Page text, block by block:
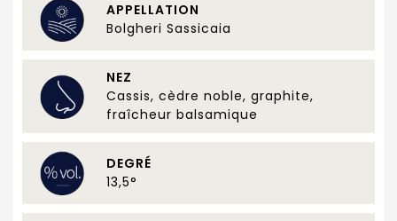
APPELLATION
Bolgheri Sassicaia
NEZ
Cassis, cèdre noble, graphite,
fraîcheur balsamique
DEGRÉ
13,5°